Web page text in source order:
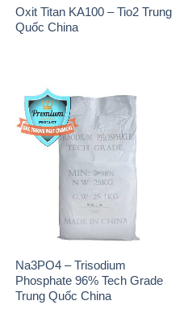
Oxit Titan KA100 – Tio2 Trung
Quốc China
Na3PO4 – Trisodium
Phosphate 96% Tech Grade
Trung Quốc China